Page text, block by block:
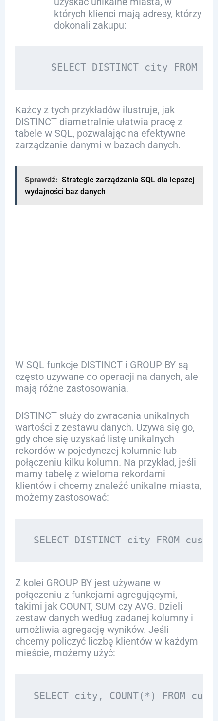
których klienci mają adresy, którzy
dokonali zakupu:
Każdy z tych przykładów ilustruje, jak
DISTINCT diametralnie ułatwia pracę z
tabele w SQL, pozwalając na efektywne
zarządzanie danymi w bazach danych.
Sprawdź: Strategie zarządzania SQL dla lepszej
wydajności baz danych
W SQL funkcje DISTINCT i GROUP BY są
często używane do operacji na danych, ale
mają różne zastosowania.
DISTINCT służy do zwracania unikalnych
wartości z zestawu danych. Używa się go,
gdy chce się uzyskać listę unikalnych
rekordów w pojedynczej kolumnie lub
połączeniu kilku kolumn. Na przykład, jeśli
mamy tabelę z wieloma rekordami
klientów i chcemy znaleźć unikalne miasta,
możemy zastosować:
Z kolei GROUP BY jest używane w
połączeniu z funkcjami agregującymi,
takimi jak COUNT, SUM czy AVG. Dzieli
zestaw danych według zadanej kolumny i
umożliwia agregację wyników. Jeśli
chcemy policzyć liczbę klientów w każdym
mieście, możemy użyć: